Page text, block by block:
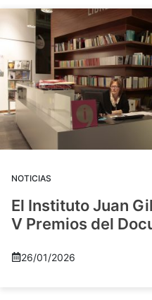
NOTICIAS
El Instituto Juan
V Premios del
26/01/2026